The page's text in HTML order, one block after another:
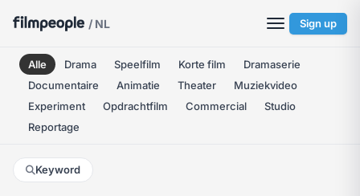
/ NL Sign up
Alle Drama Speelfilm Korte film
Dramaserie
Documentaire
Animatie Theater
Muziekvideo
Experiment
Opdrachtfilm Commercial
Studio
Reportage
Keyword